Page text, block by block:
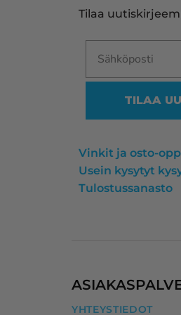
Tilaa
TILAA
Vinkit ja osto-
Usein kysytyt
Tulostussanasto
YHTEYSTIEDOT